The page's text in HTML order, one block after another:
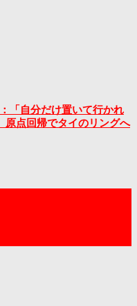
「自分だけ置いて行かれ
原点回帰でタイのリングへ